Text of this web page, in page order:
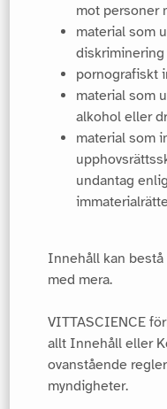
mot personer
material som
pornografiskt
material som
alkohol eller
material som
undantag
Innehåll kan bestå
med mera.
VITTASCIENCE
allt Innehåll eller
ovanstående
myndigheter.